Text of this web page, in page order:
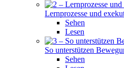
Lernprozesse und
Sehen
Lesen
So unterstützen
Sehen